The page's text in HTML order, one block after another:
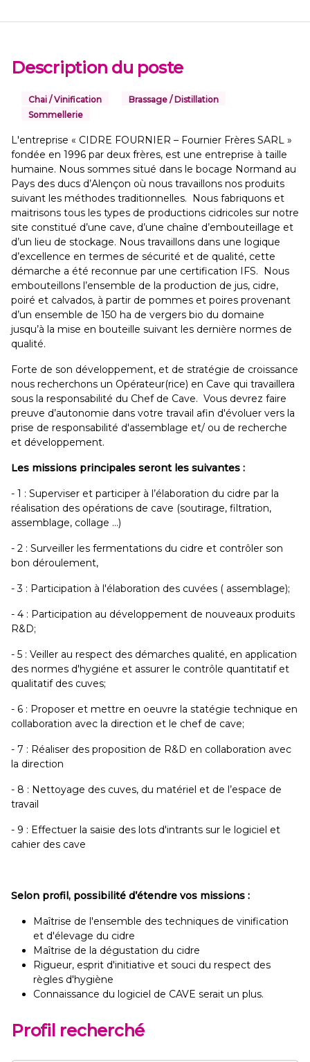
Description du poste
Chai / Vinification
Brassage / Distillation
Sommellerie
L'entreprise « CIDRE FOURNIER – Fournier Frères SARL »
fondée en 1996 par deux frères, est une entreprise à taille
humaine. Nous sommes situé dans le bocage Normand au
Pays des ducs d’Alençon où nous travaillons nos produits
suivant les méthodes traditionnelles. Nous fabriquons et
maitrisons tous les types de productions cidricoles sur notre
site constitué d’une cave, d’une chaîne d’embouteillage et
d’un lieu de stockage. Nous travaillons dans une logique
d’excellence en termes de sécurité et de qualité, cette
démarche a été reconnue par une certification IFS. Nous
embouteillons l’ensemble de la production de jus, cidre,
poiré et calvados, à partir de pommes et poires provenant
d’un ensemble de 150 ha de vergers bio du domaine
jusqu’à la mise en bouteille suivant les dernière normes de
qualité.
Forte de son développement, et de stratégie de croissance
nous recherchons un Opérateur(rice) en Cave qui travaillera
sous la responsabilité du Chef de Cave. Vous devrez faire
preuve d’autonomie dans votre travail afin d'évoluer vers la
prise de responsabilité d'assemblage et/ ou de recherche
et développement.
Les missions principales seront les suivantes :
- 1 : Superviser et participer à l’élaboration du cidre par la
réalisation des opérations de cave (soutirage, filtration,
assemblage, collage …)
- 2 : Surveiller les fermentations du cidre et contrôler son
bon déroulement,
- 3 : Participation à l'élaboration des cuvées ( assemblage);
- 4 : Participation au développement de nouveaux produits
R&D;
- 5 : Veiller au respect des démarches qualité, en application
des normes d'hygiéne et assurer le contrôle quantitatif et
qualitatif des cuves;
- 6 : Proposer et mettre en oeuvre la statégie technique en
collaboration avec la direction et le chef de cave;
- 7 : Réaliser des proposition de R&D en collaboration avec
la direction
- 8 : Nettoyage des cuves, du matériel et de l’espace de
travail
- 9 : Effectuer la saisie des lots d'intrants sur le logiciel et
cahier des cave
Selon profil, possibilité d’étendre vos missions :
Maîtrise de l'ensemble des techniques de vinification
et d'élevage du cidre
Maîtrise de la dégustation du cidre
Rigueur, esprit d'initiative et souci du respect des
règles d'hygiène
Connaissance du logiciel de CAVE serait un plus.
Profil recherché